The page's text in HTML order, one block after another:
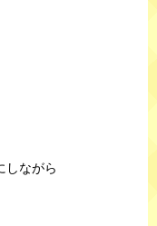
しながら